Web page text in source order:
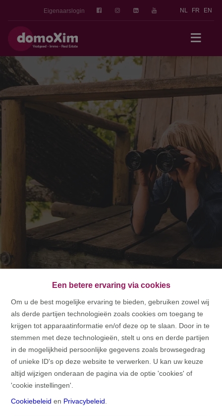
Een betere ervaring via cookies
Om u de best mogelijke ervaring te bieden, gebruiken zowel wij
als derde partijen technologieën zoals cookies om toegang te
krijgen tot apparaatinformatie en/of deze op te slaan. Door in te
stemmen met deze technologieën, stelt u ons en derde partijen
in de mogelijkheid persoonlijke gegevens zoals browsegedrag
of unieke ID's op deze website te verwerken. U kan uw keuze
altijd wijzigen onderaan de pagina via de optie 'cookies' of
'cookie instellingen'.
Cookiebeleid en Privacybeleid.
Eigenaarslogin NL FR EN
Wat is de impact van een
schenking op een erfenis?
HOME FAQ
WAT IS DE IMPACT VAN EEN
SCHENKING OP EEN ERFENIS?
Een schenking wordt meestal gezien als een voorschot op de